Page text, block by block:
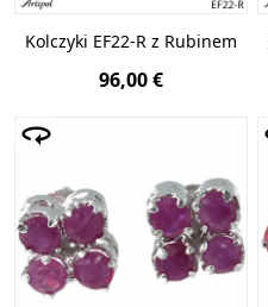
Kolczyki EF22-R z Rubinem
96,00 €